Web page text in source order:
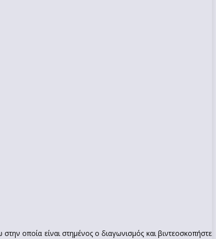
οποία είναι στημένος ο διαγωνισμός και βιντεοσκοπήστε